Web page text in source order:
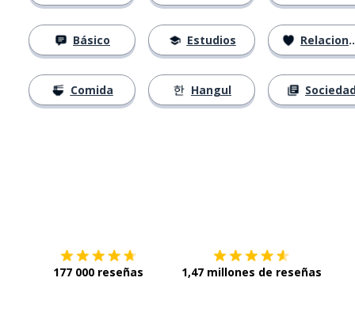
Básico
Comida
Estudios
Hangul
Relaciones
177 000 reseñas 1,47 millones de reseñas